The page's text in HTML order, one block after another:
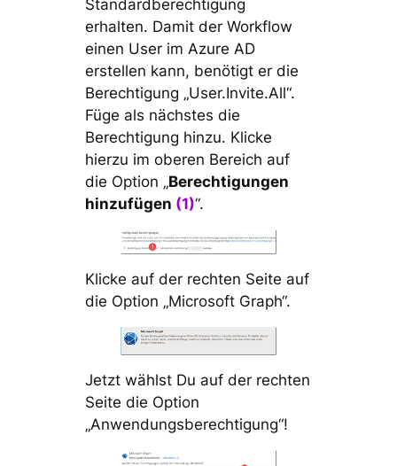
Standardberechtigung
erhalten. Damit der Workflow
einen User im Azure AD
erstellen kann, benötigt er die
Berechtigung „User.Invite.All“.
Füge als nächstes die
Berechtigung hinzu. Klicke
hierzu im oberen Bereich auf
die Option „Berechtigungen
hinzufügen (1)“.
Klicke auf der rechten Seite auf
die Option „Microsoft Graph“.
Jetzt wählst Du auf der rechten
Seite die Option
„Anwendungsberechtigung“!